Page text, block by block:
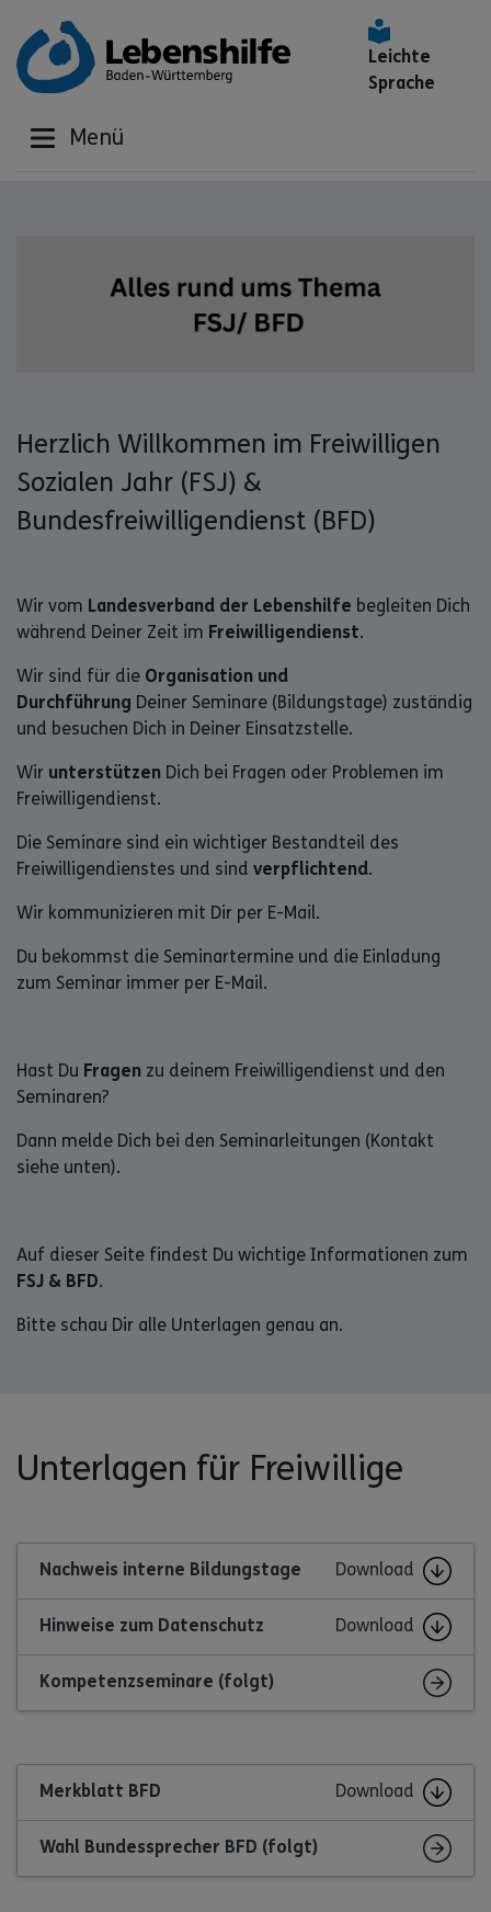
Leichte
Sprache
Menü
Herzlich Willkommen im Freiwilligen
Sozialen Jahr (FSJ) &
Bundesfreiwilligendienst (BFD)
Wir vom Landesverband der Lebenshilfe begleiten Dich
während Deiner Zeit im Freiwilligendienst.
Wir sind für die Organisation und
Durchführung Deiner Seminare (Bildungstage) zuständig
und besuchen Dich in Deiner Einsatzstelle.
Wir unterstützen Dich bei Fragen oder Problemen im
Freiwilligendienst.
Die Seminare sind ein wichtiger Bestandteil des
Freiwilligendienstes und sind verpflichtend.
Wir kommunizieren mit Dir per E-Mail.
Du bekommst die Seminartermine und die Einladung
zum Seminar immer per E-Mail.
Hast Du Fragen zu deinem Freiwilligendienst und den
Seminaren?
Dann melde Dich bei den Seminarleitungen (Kontakt
siehe unten).
Auf dieser Seite findest Du wichtige Informationen zum
FSJ & BFD.
Bitte schau Dir alle Unterlagen genau an.
Unterlagen für Freiwillige
Nachweis interne Bildungstage Download
Hinweise zum Datenschutz Download
Kompetenzseminare (folgt)
Merkblatt BFD Download
Wahl Bundessprecher BFD (folgt)